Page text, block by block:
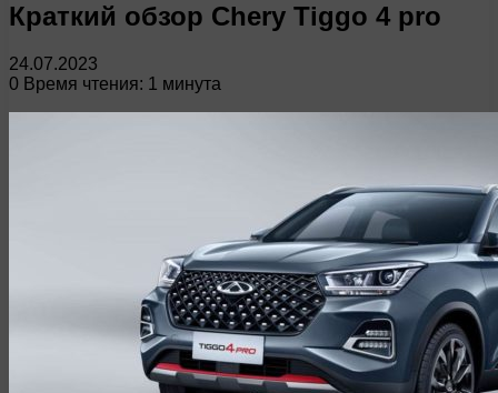
Краткий обзор Chery Tiggo 4 pro
24.07.2023
0 Время чтения: 1 минута